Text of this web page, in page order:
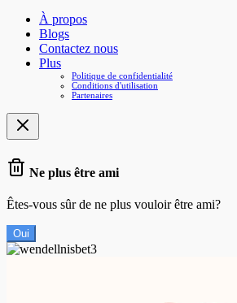
À propos
Blogs
Contactez nous
Plus
Politique de confidentialité
Conditions d'utilisation
Partenaires
Ne plus être ami
Êtes-vous sûr de ne plus vouloir être ami?
Oui